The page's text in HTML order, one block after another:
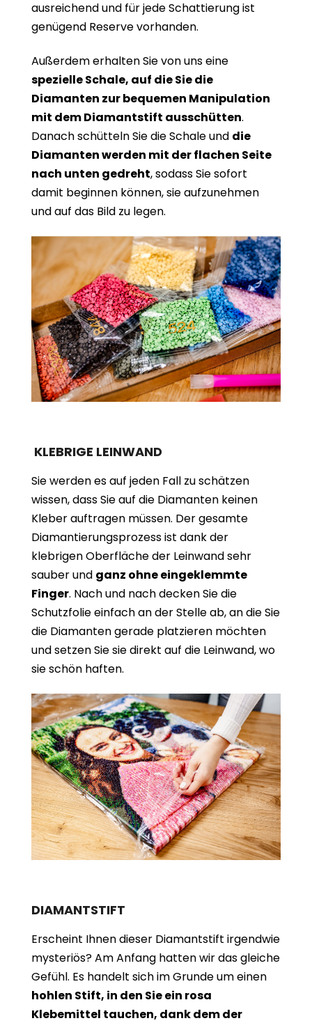
ausreichend und für jede Schattierung ist
genügend Reserve vorhanden.
Außerdem erhalten Sie von uns eine
spezielle Schale, auf die Sie die
Diamanten zur bequemen Manipulation
mit dem Diamantstift ausschütten.
Danach schütteln Sie die Schale und die
Diamanten werden mit der flachen Seite
nach unten gedreht, sodass Sie sofort
damit beginnen können, sie aufzunehmen
und auf das Bild zu legen.
KLEBRIGE LEINWAND
Sie werden es auf jeden Fall zu schätzen
wissen, dass Sie auf die Diamanten keinen
Kleber auftragen müssen. Der gesamte
Diamantierungsprozess ist dank der
klebrigen Oberfläche der Leinwand sehr
sauber und ganz ohne eingeklemmte
Finger. Nach und nach decken Sie die
Schutzfolie einfach an der Stelle ab, an die Sie
die Diamanten gerade platzieren möchten
und setzen Sie sie direkt auf die Leinwand, wo
sie schön haften.
DIAMANTSTIFT
Erscheint Ihnen dieser Diamantstift irgendwie
mysteriös? Am Anfang hatten wir das gleiche
Gefühl. Es handelt sich im Grunde um einen
hohlen Stift, in den Sie ein rosa
Klebemittel tauchen, dank dem der